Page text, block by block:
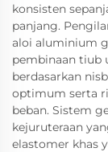
konsisten
panjang.
aloi aluminium
pembinaan tiub
berdasarkan
optimum serta
beban. Sistem
kejuruteraan
elastomer khas